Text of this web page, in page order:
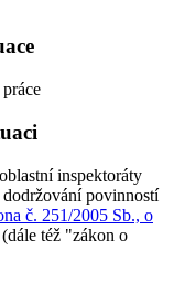
inspektoráty
povinností
č. 251/2005 Sb., o
(dále též "zákon o